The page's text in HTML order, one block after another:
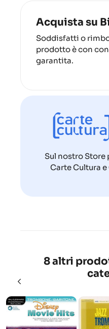
Acquista su
Soddisfatti o
prodotto è con
garantita.
Sul nostro Store
Carte Cultura
8 altri